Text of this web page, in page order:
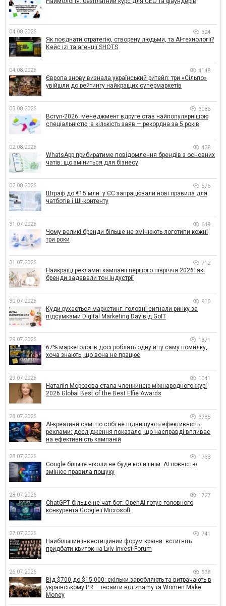
04.08.2026 324
Як поєднати стратегію, створену людьми, та AI-технології?
Кейс izi та агенції SHOTS
04.08.2026 4148
Європа знову визнала український ритейл: три «Сільпо»
увійшли до рейтингу найкращих супермаркетів
03.08.2026 3086
Вступ-2026: менеджмент вдруге став найпопулярнішою
спеціальністю, а кількість заяв — рекордна за 5 років
02.08.2026 438
WhatsApp прибиратиме повідомлення брендів з основних
чатів: що зміниться для бізнесу
02.08.2026 576
Штраф до €15 млн: у ЄС запрацювали нові правила для
чатботів і ШІ-контенту
31.07.2026 649
Чому великі бренди більше не змінюють логотипи кожні
три роки
31.07.2026 712
Найкращі рекламні кампанії першого півріччя 2026: які
бренди задавали тон індустрії
30.07.2026 910
Куди рухається маркетинг: головні сигнали ринку за
підсумками Digital Marketing Day від GoIT
29.07.2026 1371
67% маркетологів досі роблять одну й ту саму помилку,
хоча знають, що вона не працює
29.07.2026 1041
Наталія Морозова стала членкинею міжнародного журі
2026 Global Best of the Best Effie Awards
28.07.2026 3785
AI-креативи самі по собі не підвищують ефективність
реклами: дослідження показало, що насправді впливає
на ефективність кампаній
28.07.2026 1733
Google більше ніколи не буде колишнім: AI повністю
змінює правила пошуку
28.07.2026 1727
ChatGPT більше не чат-бот: OpenAI готує головного
конкурента Google і Microsoft
27.07.2026 741
Найбільший інвестиційний форум країни: встигніть
придбати квиток на Lviv Invest Forum
26.07.2026 538
Від $700 до $15 000: скільки заробляють та витрачають в
українському PR — інсайти від znamy та Women Make
Money